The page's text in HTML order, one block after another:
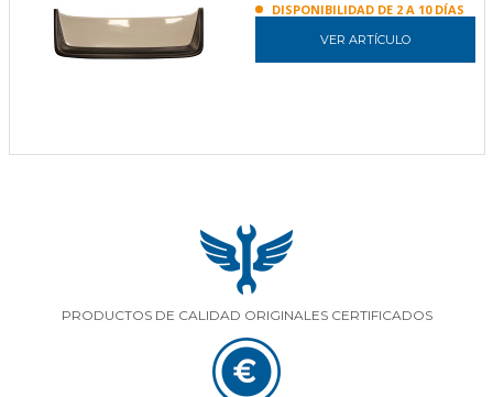
DISPONIBILIDAD DE 2 A 10 DÍAS
VER ARTÍCULO
PRODUCTOS DE CALIDAD ORIGINALES CERTIFICADOS